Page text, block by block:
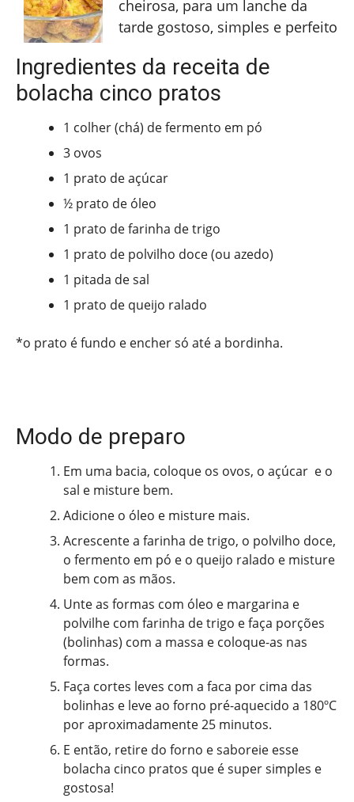
cheirosa, para um lanche da
tarde gostoso, simples e perfeito
Ingredientes da receita de
bolacha cinco pratos
1 colher (chá) de fermento em pó
3 ovos
1 prato de açúcar
½ prato de óleo
1 prato de farinha de trigo
1 prato de polvilho doce (ou azedo)
1 pitada de sal
1 prato de queijo ralado
*o prato é fundo e encher só até a bordinha.
Modo de preparo
Em uma bacia, coloque os ovos, o açúcar e o
sal e misture bem.
Adicione o óleo e misture mais.
Acrescente a farinha de trigo, o polvilho doce,
o fermento em pó e o queijo ralado e misture
bem com as mãos.
Unte as formas com óleo e margarina e
polvilhe com farinha de trigo e faça porções
(bolinhas) com a massa e coloque-as nas
formas.
Faça cortes leves com a faca por cima das
bolinhas e leve ao forno pré-aquecido a 180ºC
por aproximadamente 25 minutos.
E então, retire do forno e saboreie esse
bolacha cinco pratos que é super simples e
gostosa!